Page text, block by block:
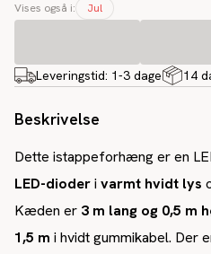
Vises også i: Jul
Leveringstid: 1-3 dage 14
Beskrivelse
Dette istappeforhæng er en
LED-dioderi varmt hvidt lys
Kæden er 3 m lang og 0,5 m
1,5 m i hvidt gummikabel. Der